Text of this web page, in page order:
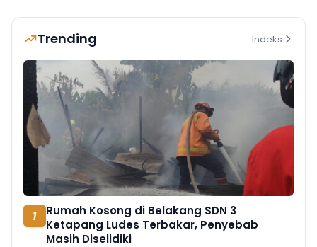
Trending Indeks
1
Rumah Kosong di Belakang SDN 3
Ketapang Ludes Terbakar, Penyebab
Masih Diselidiki